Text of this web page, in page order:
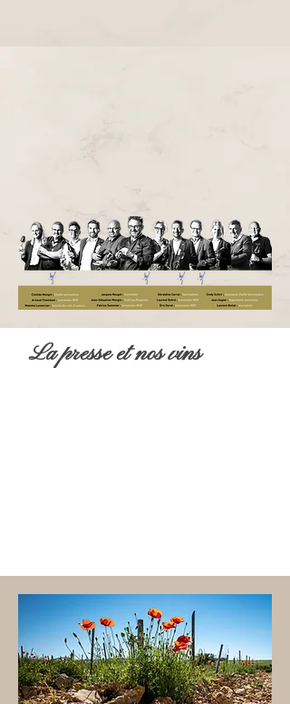
La presse et nos vins